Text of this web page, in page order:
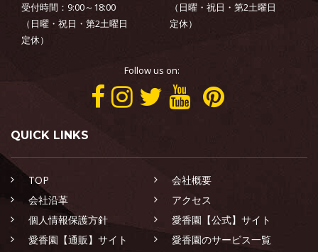
受付時間：9:00～18:00
（日曜・祝日・第2土曜日
定休）
（日曜・祝日・第2土曜日
定休）
Follow us on:
QUICK LINKS
TOP
会社概要
会社沿革
アクセス
個人情報保護方針
愛香園【公式】サイト
愛香園【通販】サイト
愛香園のサービス一覧